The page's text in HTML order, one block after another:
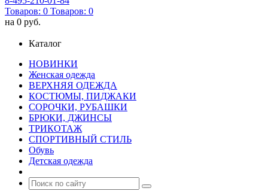
Товаров: 0 Товаров: 0
на 0 руб.
Каталог
НОВИНКИ
Женская одежда
ВЕРХНЯЯ ОДЕЖДА
КОСТЮМЫ, ПИДЖАКИ
СОРОЧКИ, РУБАШКИ
БРЮКИ, ДЖИНСЫ
ТРИКОТАЖ
СПОРТИВНЫЙ СТИЛЬ
Обувь
Детская одежда